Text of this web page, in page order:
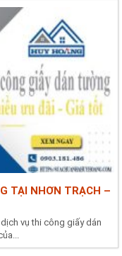
TẠI NHƠN TRẠCH –
vụ thi công giấy dán